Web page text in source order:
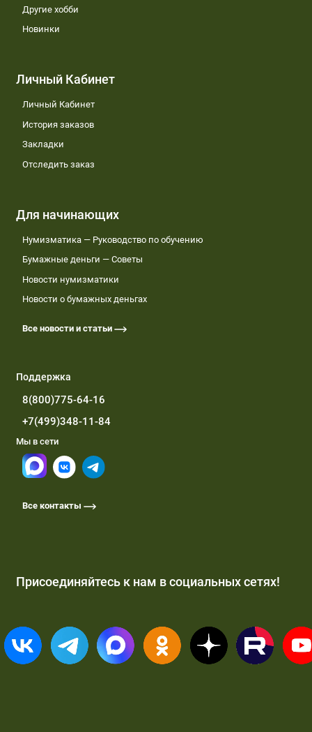
Другие хобби
Новинки
Личный Кабинет
Личный Кабинет
История заказов
Закладки
Отследить заказ
Для начинающих
Нумизматика — Руководство по обучению
Бумажные деньги — Советы
Новости нумизматики
Новости о бумажных деньгах
Все новости и статьи
Поддержка
8(800)775-64-16
+7(499)348-11-84
Мы в сети
Все контакты
Присоединяйтесь к нам в социальных сетях!